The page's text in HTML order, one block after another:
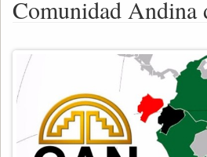
Comunidad Andina